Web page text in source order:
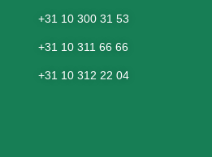
+31 10 300 31 53
+31 10 311 66 66
+31 10 312 22 04